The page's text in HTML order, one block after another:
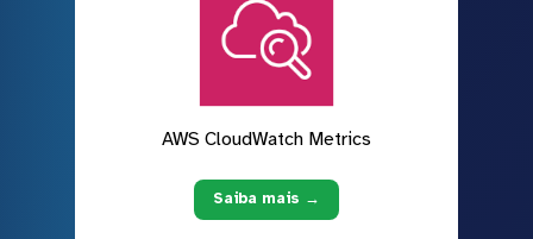
AWS CloudWatch Metrics
Saiba mais →